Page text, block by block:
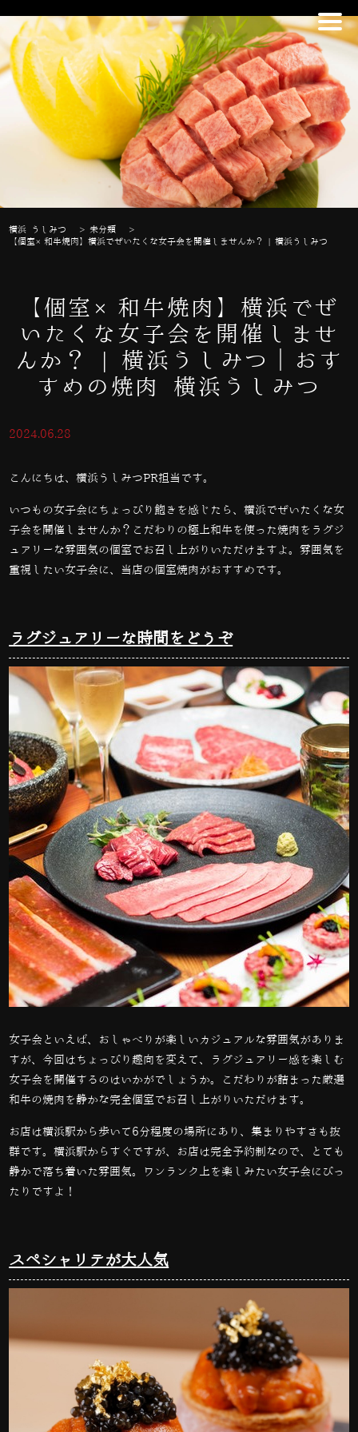
横浜 うしみつ >未分類
>
【個室×和牛焼肉】横浜でぜいたくな女子会を開催しませんか？ | 横浜うしみつ
【個室×和牛焼肉】横浜でぜ
いたくな女子会を開催しませ
んか？ | 横浜うしみつ｜おす
すめの焼肉 横浜うしみつ
2024.06.28
こんにちは、横浜うしみつPR担当です。
いつもの女子会にちょっぴり飽きを感じたら、横浜でぜいたくな女
子会を開催しませんか？こだわりの極上和牛を使った焼肉をラグジ
ュアリーな雰囲気の個室でお召し上がりいただけますよ。雰囲気を
重視したい女子会に、当店の個室焼肉がおすすめです。
ラグジュアリーな時間をどうぞ
女子会といえば、おしゃべりが楽しいカジュアルな雰囲気がありま
すが、今回はちょっぴり趣向を変えて、ラグジュアリー感を楽しむ
女子会を開催するのはいかがでしょうか。こだわりが詰まった厳選
和牛の焼肉を静かな完全個室でお召し上がりいただけます。
お店は横浜駅から歩いて6分程度の場所にあり、集まりやすさも抜
群です。横浜駅からすぐですが、お店は完全予約制なので、とても
静かで落ち着いた雰囲気。ワンランク上を楽しみたい女子会にぴっ
たりですよ！
スペシャリテが大人気